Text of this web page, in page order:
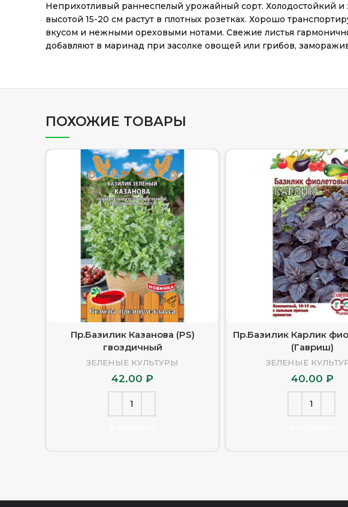
Неприхотливый раннеспелый урожайный сорт. Холодостойкий и
высотой 15-20 см растут в плотных розетках. Хорошо
вкусом и нежными ореховыми нотами. Свежие листья
добавляют в маринад при засолке овощей или грибов,
ПОХОЖИЕ ТОВАРЫ
Пр.Базилик Казанова (PS)
гвоздичный
ЗЕЛЕНЫЕ КУЛЬТУРЫ
42.00₽
Пр.Базилик Карлик
(Гавриш)
ЗЕЛЕНЫЕ
40.00 ₽